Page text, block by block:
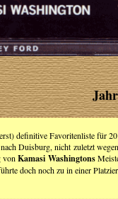
definitive Favoritenliste für
Duisburg, nicht zuletzt
vonKamasi Washingtons
doch noch zu in einer